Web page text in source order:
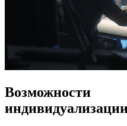
Возможности